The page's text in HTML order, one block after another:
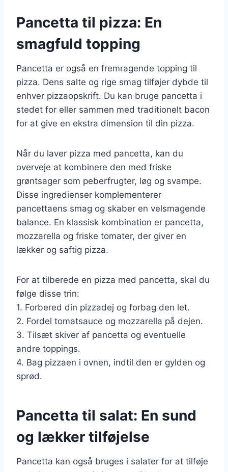
Pancetta til pizza: En
smagfuld topping
Pancetta er også en fremragende topping til
pizza. Dens salte og rige smag tilføjer dybde til
enhver pizzaopskrift. Du kan bruge pancetta i
stedet for eller sammen med traditionelt bacon
for at give en ekstra dimension til din pizza.
Når du laver pizza med pancetta, kan du
overveje at kombinere den med friske
grøntsager som peberfrugter, løg og svampe.
Disse ingredienser komplementerer
pancettaens smag og skaber en velsmagende
balance. En klassisk kombination er pancetta,
mozzarella og friske tomater, der giver en
lækker og saftig pizza.
For at tilberede en pizza med pancetta, skal du
følge disse trin:
1. Forbered din pizzadej og forbag den let.
2. Fordel tomatsauce og mozzarella på dejen.
3. Tilsæt skiver af pancetta og eventuelle
andre toppings.
4. Bag pizzaen i ovnen, indtil den er gylden og
sprød.
Pancetta til salat: En sund
og lækker tilføjelse
Pancetta kan også bruges i salater for at tilføje